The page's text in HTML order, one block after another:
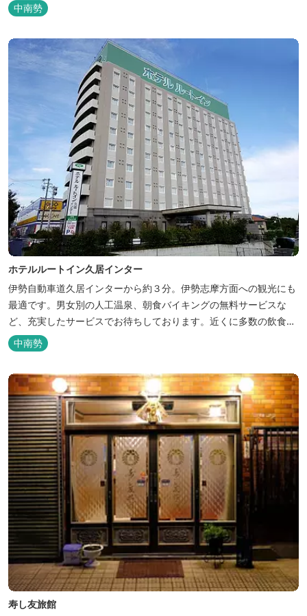
中南勢
ホテルルートイン久居インター
伊勢自動車道久居インターから約３分。伊勢志摩方面への観光にも
最適です。男女別の人工温泉、朝食バイキングの無料サービスな
ど、充実したサービスでお待ちしております。近くに多数の飲食店
や物販店もあります。
中南勢
寿し友旅館